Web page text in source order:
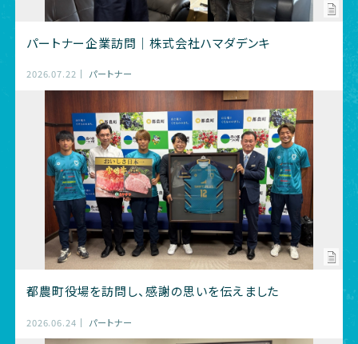
パートナー企業訪問｜株式会社ハマダデンキ
2026.07.22 パートナー
都農町役場を訪問し、感謝の思いを伝えました
2026.06.24 パートナー